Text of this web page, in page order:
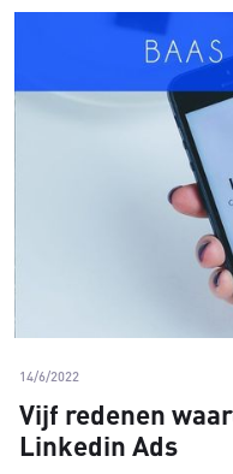
14/6/2022
Vijf redenen
Linkedin Ads